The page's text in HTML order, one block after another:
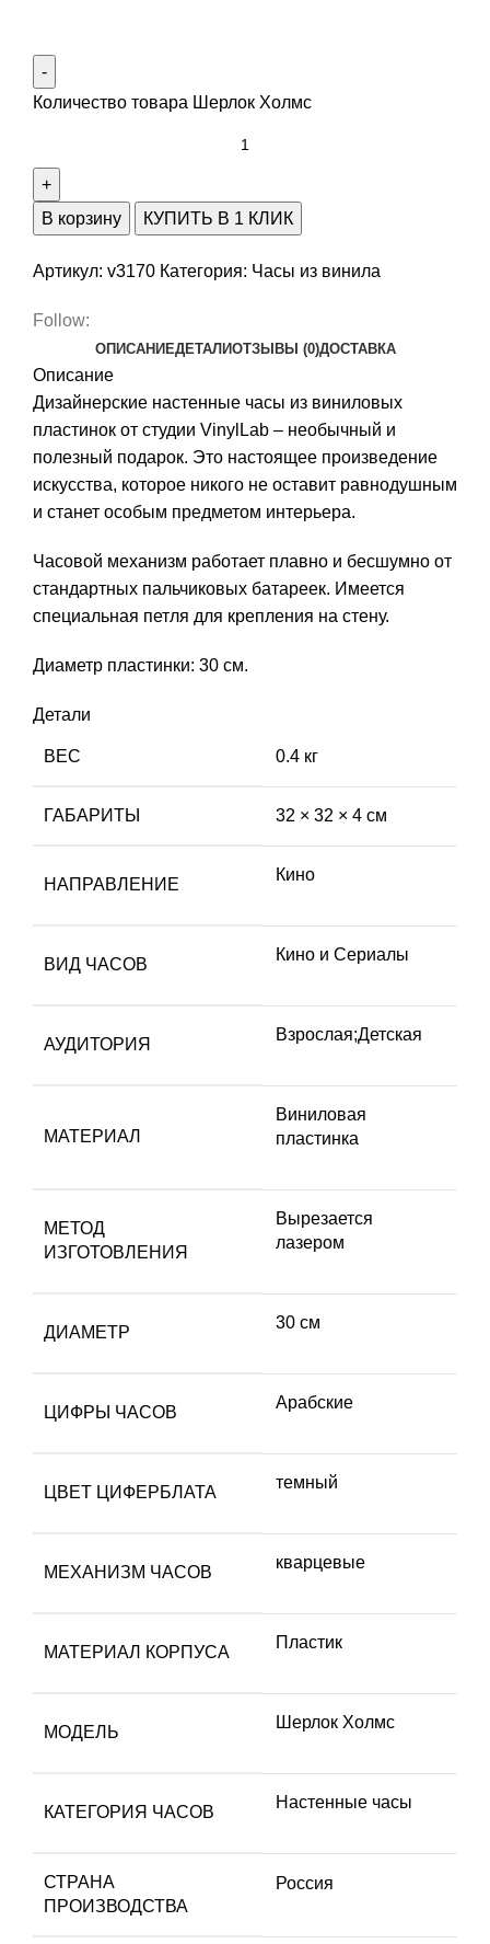
Количество товара Шерлок Холмс
В корзину КУПИТЬ В 1 КЛИК
Артикул: v3170 Категория: Часы из винила
Follow:
ОПИСАНИЕДЕТАЛИОТЗЫВЫ (0)ДОСТАВКА
Описание
Дизайнерские настенные часы из виниловых
пластинок от студии VinylLab – необычный и
полезный подарок. Это настоящее произведение
искусства, которое никого не оставит равнодушным
и станет особым предметом интерьера.
Часовой механизм работает плавно и бесшумно от
стандартных пальчиковых батареек. Имеется
специальная петля для крепления на стену.
Диаметр пластинки: 30 см.
Детали
ВЕС 0.4 кг
ГАБАРИТЫ 32 × 32 × 4 см
НАПРАВЛЕНИЕ
Кино
ВИД ЧАСОВ
Кино и Сериалы
АУДИТОРИЯ
Взрослая;Детская
МАТЕРИАЛ
Виниловая
пластинка
МЕТОД
ИЗГОТОВЛЕНИЯ
Вырезается
лазером
ДИАМЕТР
30 см
ЦИФРЫ ЧАСОВ
Арабские
ЦВЕТ ЦИФЕРБЛАТА
темный
МЕХАНИЗМ ЧАСОВ
кварцевые
МАТЕРИАЛ КОРПУСА
Пластик
МОДЕЛЬ
Шерлок Холмс
КАТЕГОРИЯ ЧАСОВ
Настенные часы
СТРАНА
ПРОИЗВОДСТВА
Россия